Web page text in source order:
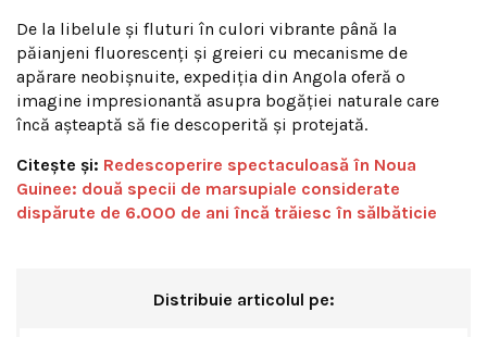
De la libelule și fluturi în culori vibrante până la
păianjeni fluorescenți și greieri cu mecanisme de
apărare neobișnuite, expediția din Angola oferă o
imagine impresionantă asupra bogăției naturale care
încă așteaptă să fie descoperită și protejată.
Citește și: Redescoperire spectaculoasă în Noua
Guinee: două specii de marsupiale considerate
dispărute de 6.000 de ani încă trăiesc în sălbăticie
Distribuie articolul pe: